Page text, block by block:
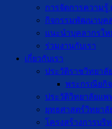
การจัดการความรู้
กิจกรรมพัฒนาบุค
แนะนำบุคลากรให
ร่วมงานกับเรา
เกี่ยวกับเรา
ประวัติราชวิทยา
พระกรณียกิ
ประวัติวิทยาลัยแ
ยุทธศาสตร์วิทยา
โครงสร้างการบริ